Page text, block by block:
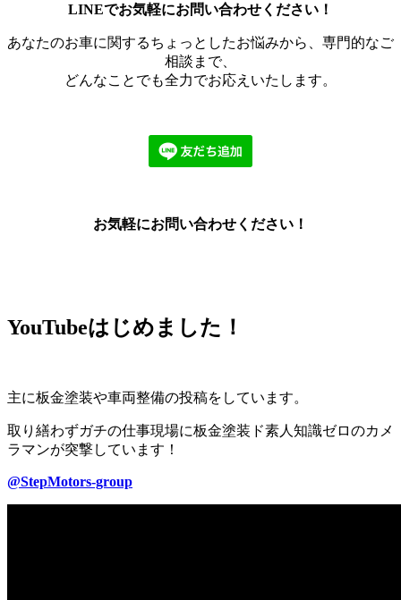
LINEでお気軽にお問い合わせください！
あなたのお車に関するちょっとしたお悩みから、専門的なご
相談まで、
どんなことでも全力でお応えいたします。
お気軽にお問い合わせください！
YouTubeはじめました！
主に板金塗装や車両整備の投稿をしています。
取り繕わずガチの仕事現場に板金塗装ド素人知識ゼロのカメ
ラマンが突撃しています！
@StepMotors-group